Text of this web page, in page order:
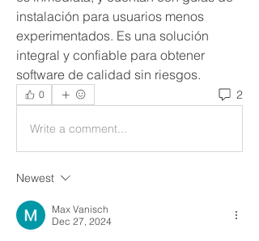
instalación para usuarios menos
experimentados. Es una solución
integral y confiable para obtener
software de calidad sin riesgos.
0 2
Write a comment...
Newest
Max Vanisch
Dec 27, 2024